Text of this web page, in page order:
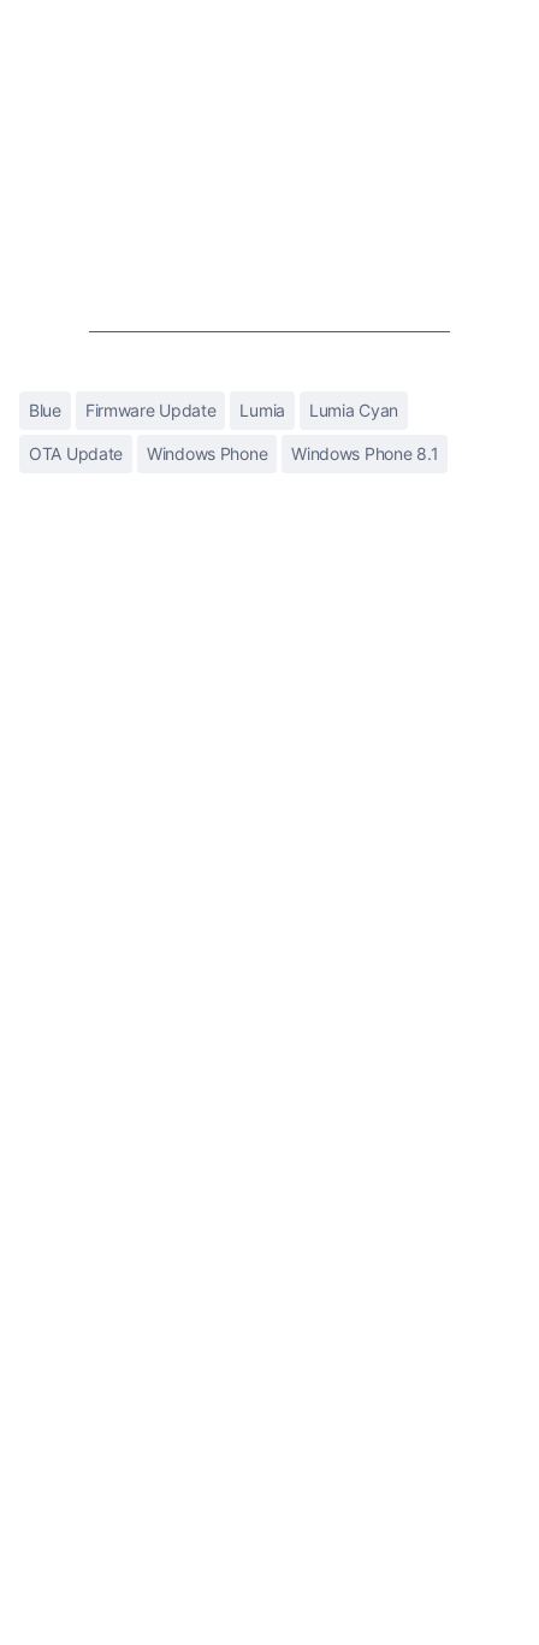
Blue Firmware Update Lumia Lumia Cyan
OTA Update Windows Phone Windows Phone 8.1